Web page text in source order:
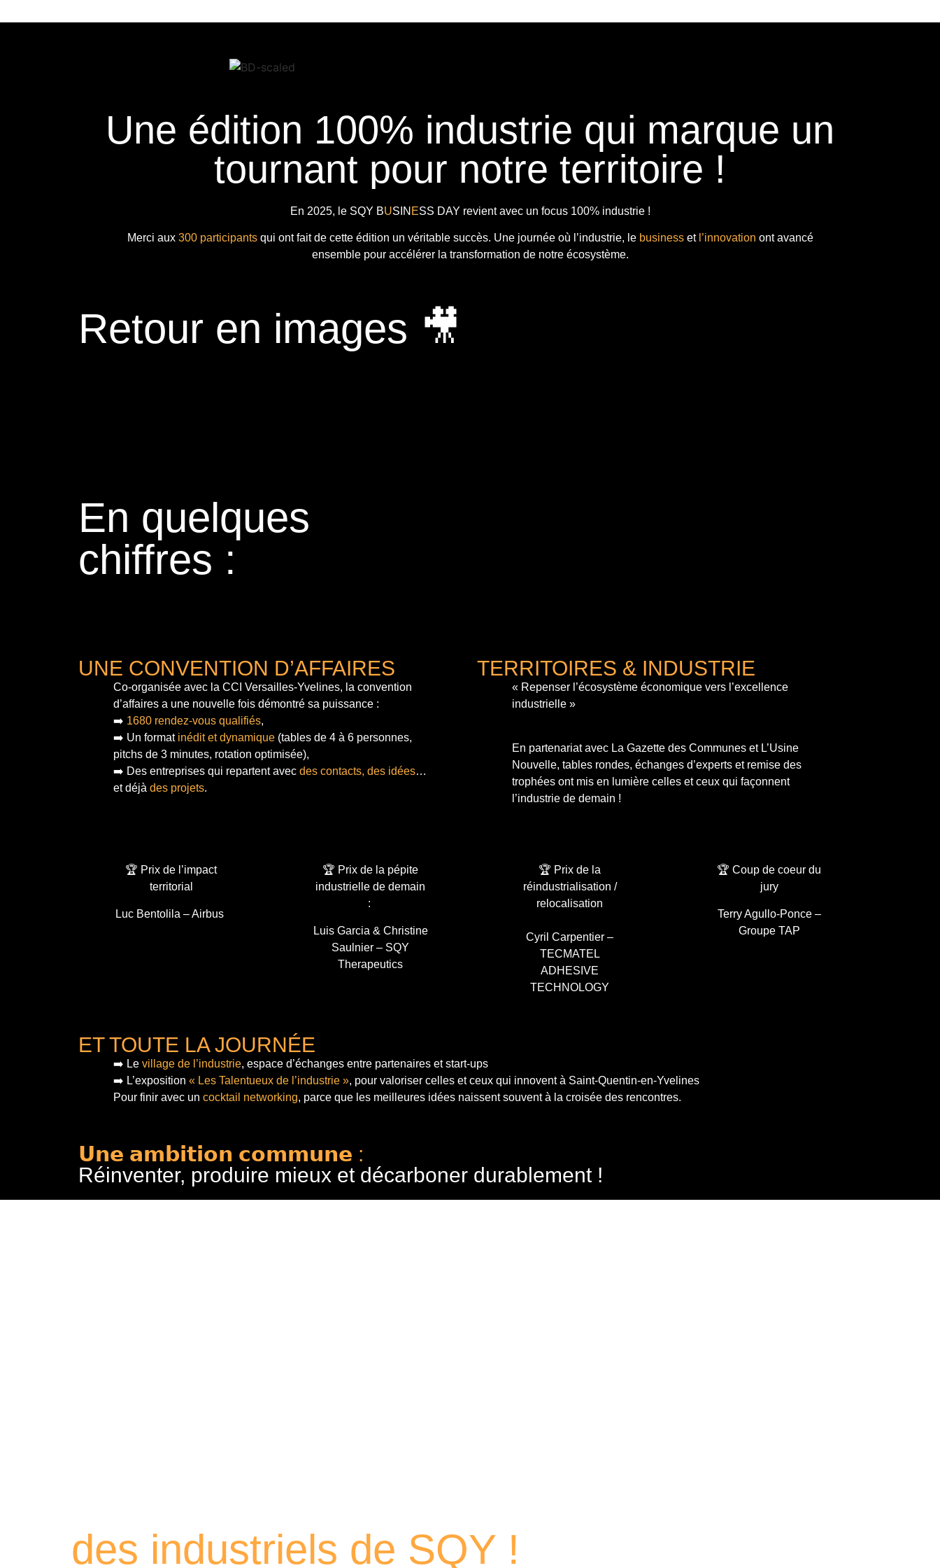
Une édition 100% industrie qui marque un
tournant pour notre territoire !
En 2025, le SQY BUSIN ESS DAY revient avec un focus 100% industrie !
Merci aux 300 participantsqui ont fait de cette édition un véritable succès. Une journée où l’industrie, le businesset l’innovation ont avancé
ensemble pour accélérer la transformation de notre écosystème.
Retour en images 🎥
En quelques
chiffres :
UNE CONVENTION D’AFFAIRES
Co-organisée avec la CCI Versailles-Yvelines, la convention
d’affaires a une nouvelle fois démontré sa puissance :
➡️ 1680 rendez-vous qualifiés,
➡️ Un format inédit et dynamique (tables de 4 à 6 personnes,
pitchs de 3 minutes, rotation optimisée),
➡️ Des entreprises qui repartent avec des contacts, des idées…
et déjà des projets.
TERRITOIRES & INDUSTRIE
« Repenser l’écosystème économique vers l’excellence
industrielle »
En partenariat avec La Gazette des Communes et L’Usine
Nouvelle, tables rondes, échanges d’experts et remise des
trophées ont mis en lumière celles et ceux qui façonnent
l’industrie de demain !
🏆 Prix de l’impact
territorial
Luc Bentolila – Airbus
🏆 Prix de la pépite
industrielle de demain
:
Luis Garcia & Christine
Saulnier – SQY
Therapeutics
🏆 Prix de la
réindustrialisation /
relocalisation
Cyril Carpentier –
TECMATEL
ADHESIVE
TECHNOLOGY
🏆 Coup de coeur du
jury
Terry Agullo-Ponce –
Groupe TAP
ET TOUTE LA JOURNÉE
➡️ Le village de l’industrie, espace d’échanges entre partenaires et start-ups
➡️ L’exposition « Les Talentueux de l’industrie », pour valoriser celles et ceux qui innovent à Saint-Quentin-en-Yvelines
Pour finir avec un cocktail networking, parce que les meilleures idées naissent souvent à la croisée des rencontres.
𝗨𝗻𝗲 𝗮𝗺𝗯𝗶𝘁𝗶𝗼𝗻 𝗰𝗼𝗺𝗺𝘂𝗻𝗲 :
Réinventer, produire mieux et décarboner durablement !
des industriels de SQY !